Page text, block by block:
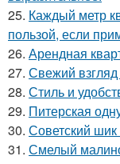
25. Каждый метр
пользой, если
26. Арендная
27. Свежий
28. Стиль и
29. Питерская
30. Советский шик
31. Смелый